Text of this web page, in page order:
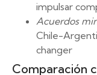
impulsar
Acuerdos
Chile-
changer
Comparación